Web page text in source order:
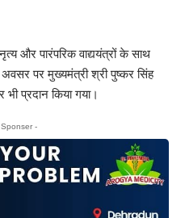
और पारंपरिक वाद्ययंत्रों के साथ
पर मुख्यमंत्री श्री पुष्कर सिंह
भी प्रदान किया गया।
-